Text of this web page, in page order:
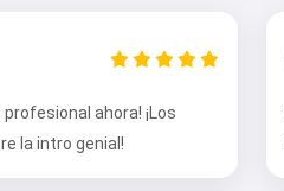
ahora! ¡Los
la intro genial!